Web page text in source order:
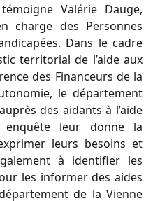
témoigne Valérie Dauge,
charge des Personnes
Dans le cadre
territorial de l’aide aux
des Financeurs de la
le département
des aidants à l’aide
enquête leur donne la
leurs besoins et
à identifier les
les informer des aides
de la Vienne